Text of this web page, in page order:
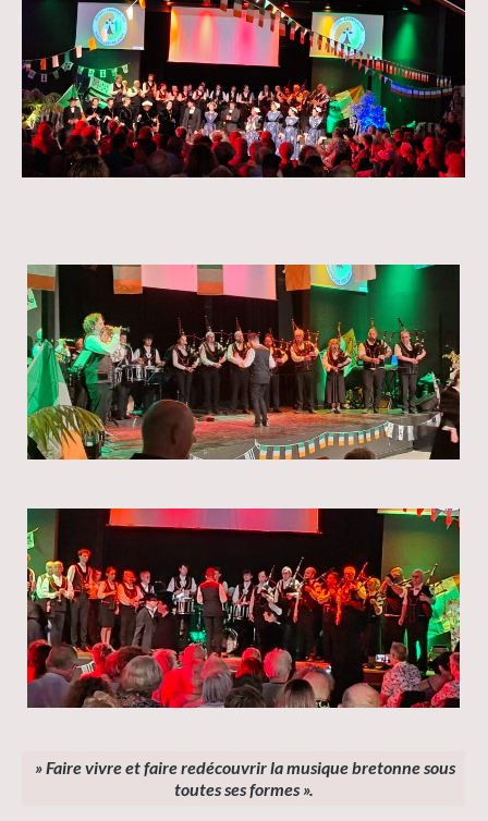
» Faire vivre et faire redécouvrir la musique bretonne sous
toutes ses formes ».